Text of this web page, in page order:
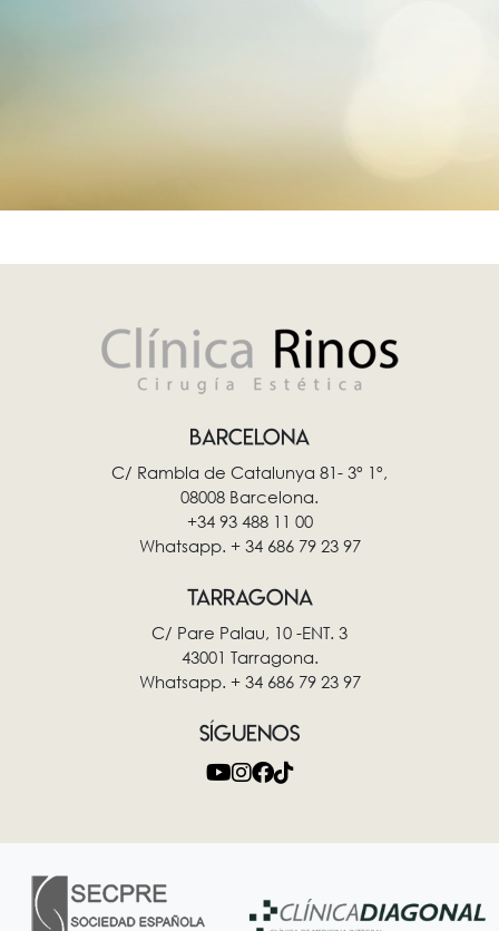
BARCELONA
C/ Rambla de Catalunya 81- 3º 1º,
08008 Barcelona.
+34 93 488 11 00
Whatsapp. + 34 686 79 23 97
TARRAGONA
C/ Pare Palau, 10 -ENT. 3
43001 Tarragona.
Whatsapp. + 34 686 79 23 97
SÍGUENOS